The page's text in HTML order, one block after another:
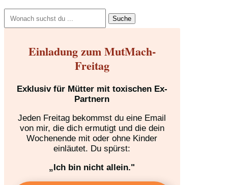
nach:
Einladung zum MutMach-
Freitag
Exklusiv für Mütter mit toxischen Ex-
Partnern
Jeden Freitag bekommst du eine Email
von mir, die dich ermutigt und die dein
Wochenende mit oder ohne Kinder
einläutet. Du spürst:
„Ich bin nicht allein."